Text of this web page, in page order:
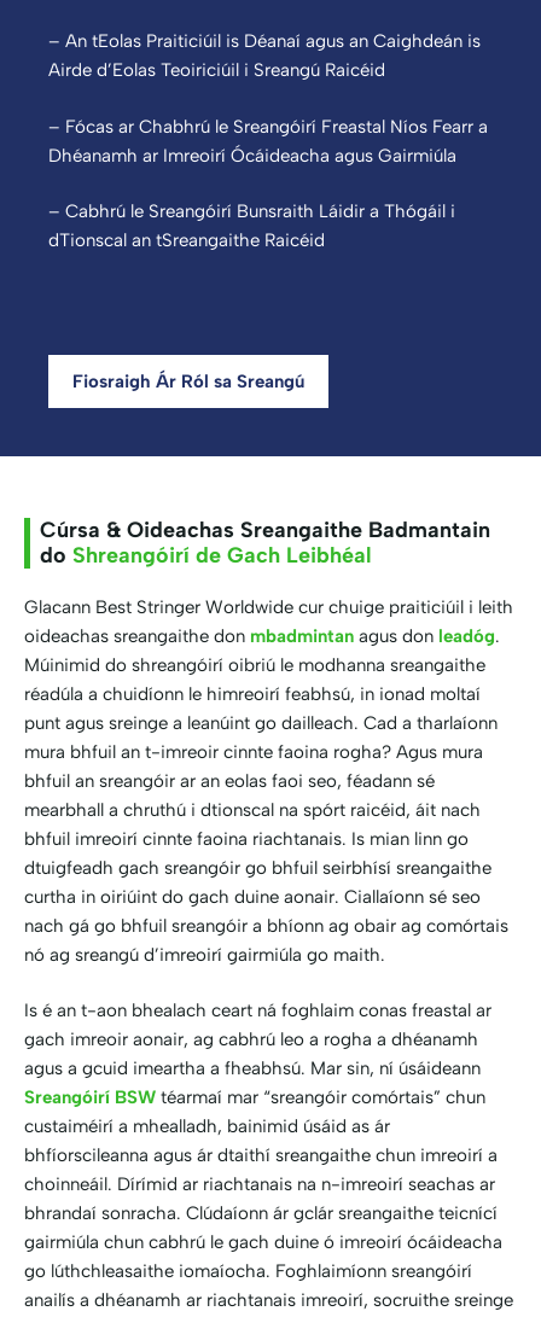
– An tEolas Praiticiúil is Déanaí agus an Caighdeán is
Airde d’Eolas Teoiriciúil i Sreangú Raicéid
– Fócas ar Chabhrú le Sreangóirí Freastal Níos Fearr a
Dhéanamh ar Imreoirí Ócáideacha agus Gairmiúla
– Cabhrú le Sreangóirí Bunsraith Láidir a Thógáil i
dTionscal an tSreangaithe Raicéid
Fiosraigh Ár Ról sa Sreangú
Cúrsa & Oideachas Sreangaithe Badmantain
do Shreangóirí de Gach Leibhéal
Glacann Best Stringer Worldwide cur chuige praiticiúil i leith
oideachas sreangaithe don mbadmintan agus don leadóg.
Múinimid do shreangóirí oibriú le modhanna sreangaithe
réadúla a chuidíonn le himreoirí feabhsú, in ionad moltaí
punt agus sreinge a leanúint go dailleach. Cad a tharlaíonn
mura bhfuil an t-imreoir cinnte faoina rogha? Agus mura
bhfuil an sreangóir ar an eolas faoi seo, féadann sé
mearbhall a chruthú i dtionscal na spórt raicéid, áit nach
bhfuil imreoirí cinnte faoina riachtanais. Is mian linn go
dtuigfeadh gach sreangóir go bhfuil seirbhísí sreangaithe
curtha in oiriúint do gach duine aonair. Ciallaíonn sé seo
nach gá go bhfuil sreangóir a bhíonn ag obair ag comórtais
nó ag sreangú d’imreoirí gairmiúla go maith.
Is é an t-aon bhealach ceart ná foghlaim conas freastal ar
gach imreoir aonair, ag cabhrú leo a rogha a dhéanamh
agus a gcuid imeartha a fheabhsú. Mar sin, ní úsáideann
Sreangóirí BSW téarmaí mar “sreangóir comórtais” chun
custaiméirí a mhealladh, bainimid úsáid as ár
bhfíorscileanna agus ár dtaithí sreangaithe chun imreoirí a
choinneáil. Dírímid ar riachtanais na n-imreoirí seachas ar
bhrandaí sonracha. Clúdaíonn ár gclár sreangaithe teicnící
gairmiúla chun cabhrú le gach duine ó imreoirí ócáideacha
go lúthchleasaithe iomaíocha. Foghlaimíonn sreangóirí
anailís a dhéanamh ar riachtanais imreoirí, socruithe sreinge